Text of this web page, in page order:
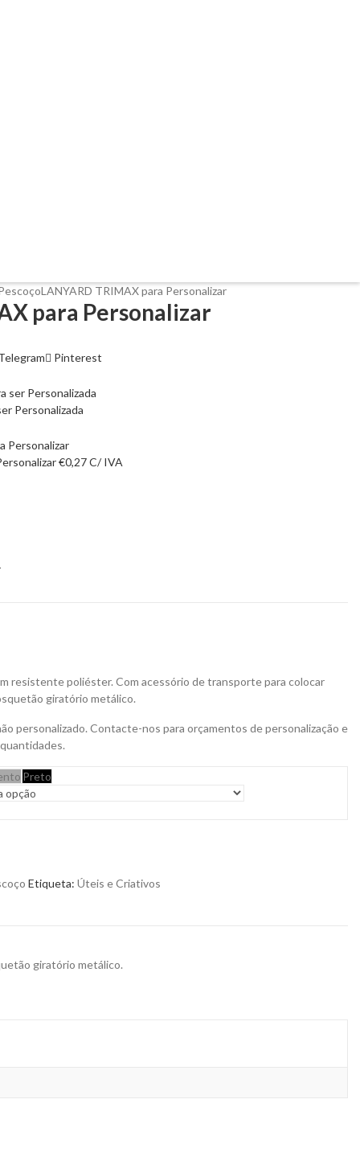
LANYARD TRIMAX para Personalizar
para Personalizar
Pinterest
Personalizada
€0,27C/ IVA
resistente poliéster. Com acessório de transporte para colocar
giratório metálico.
personalizado. Contacte-nos para orçamentos de personalização e
Preto
Etiqueta: Úteis e Criativos
giratório metálico.